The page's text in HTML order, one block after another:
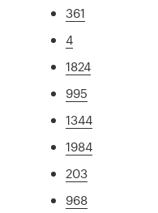
361
4
1824
995
1344
1984
203
968